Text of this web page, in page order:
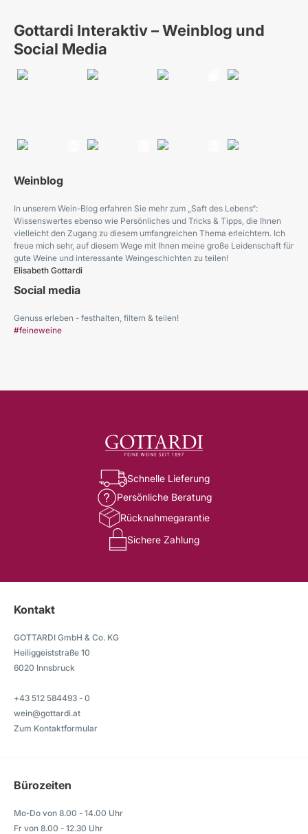
Gottardi Interaktiv – Weinblog und
Social Media
Weinblog
In unserem Wein-Blog erfahren Sie mehr zum „Saft des Lebens“:
Wissenswertes ebenso wie Persönliches und Tricks & Tipps, die Ihnen
vielleicht den Zugang zu diesem umfangreichen Thema erleichtern. Ich
freue mich sehr, auf diesem Wege mit Ihnen meine große Leidenschaft für
gute Weine und interessante Weingeschichten zu teilen!
Elisabeth Gottardi
Social media
Genuss erleben - festhalten, filtern & teilen!
#feineweine
Schnelle Lieferung
Persönliche Beratung
Rücknahmegarantie
Sichere Zahlung
Kontakt
GOTTARDI GmbH & Co. KG
Heiliggeiststraße 10
6020 Innsbruck
+43 512 584493 - 0
wein@gottardi.at
Zum Kontaktformular
Bürozeiten
Mo-Do von 8.00 - 14.00 Uhr
Fr von 8.00 - 12.30 Uhr